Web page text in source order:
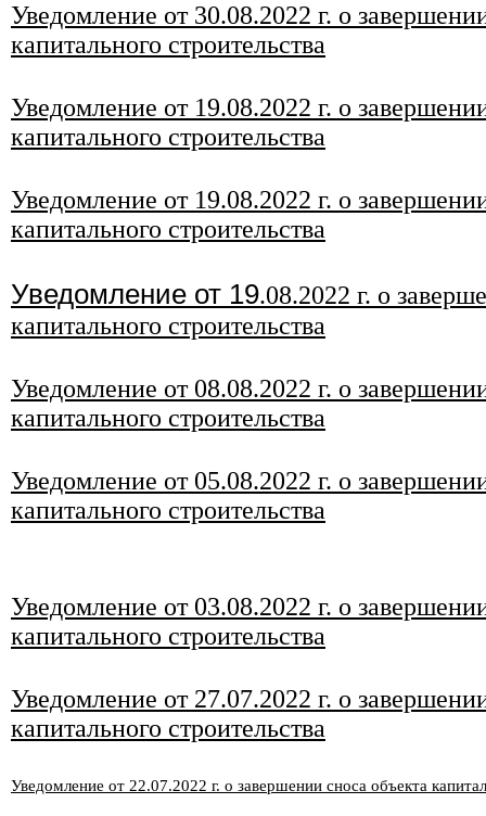
Уведомление от 30.08.2022 г. о
капитального строительства
Уведомление от 19.08.2022 г. о
капитального строительства
Уведомление от 19.08.2022 г. о
капитального строительства
Уведомление от 19.08.2022 г. о
капитального строительства
Уведомление от 08.08.2022 г. о
капитального строительства
Уведомление от 05.08.2022 г. о
капитального строительства
Уведомление от 03.08.2022 г. о
капитального строительства
Уведомление от 27.07.2022 г. о
капитального строительства
Уведомление от 22.07.2022 г. о завершении сноса объекта